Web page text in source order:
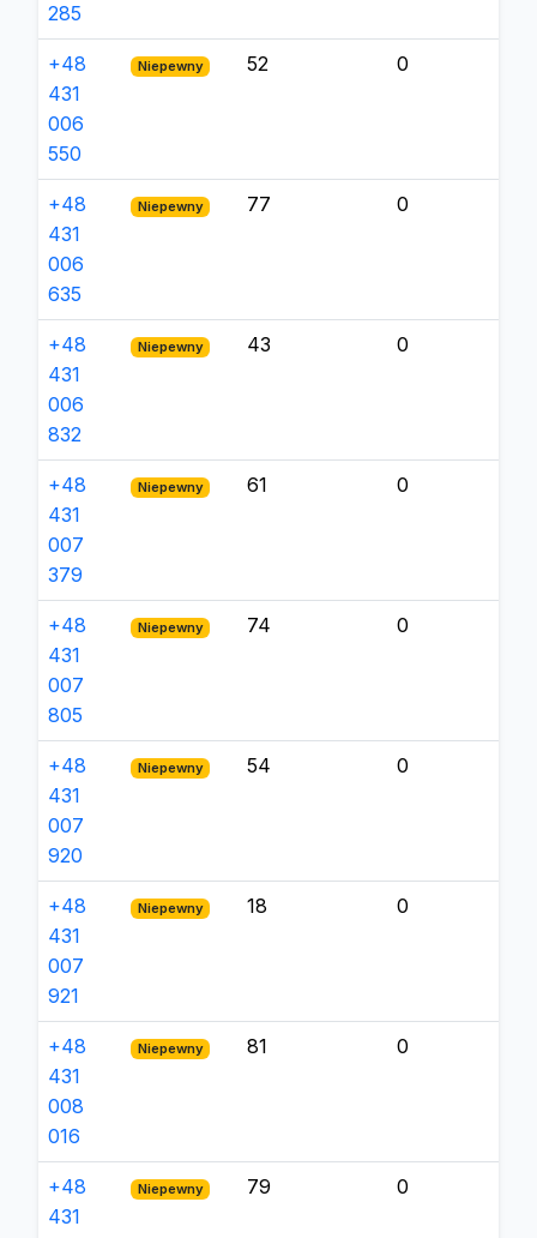
285
+48
431
006
550
Niepewny 52 0
+48
431
006
635
Niepewny 77 0
+48
431
006
832
Niepewny 43 0
+48
431
007
379
Niepewny 61 0
+48
431
007
805
Niepewny 74 0
+48
431
007
920
Niepewny 54 0
+48
431
007
921
Niepewny 18 0
+48
431
008
016
Niepewny 81 0
+48
431
Niepewny 79 0